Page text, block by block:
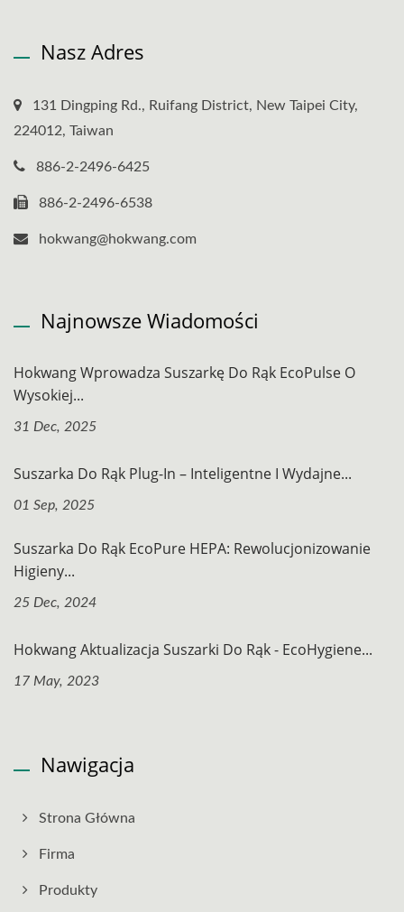
Nasz Adres
131 Dingping Rd., Ruifang District, New Taipei City,
224012, Taiwan
886-2-2496-6425
886-2-2496-6538
hokwang@hokwang.com
Najnowsze Wiadomości
Hokwang Wprowadza Suszarkę Do Rąk EcoPulse O
Wysokiej...
31 Dec, 2025
Suszarka Do Rąk Plug-In – Inteligentne I Wydajne...
01 Sep, 2025
Suszarka Do Rąk EcoPure HEPA: Rewolucjonizowanie
Higieny...
25 Dec, 2024
Hokwang Aktualizacja Suszarki Do Rąk - EcoHygiene...
17 May, 2023
Nawigacja
Strona Główna
Firma
Produkty